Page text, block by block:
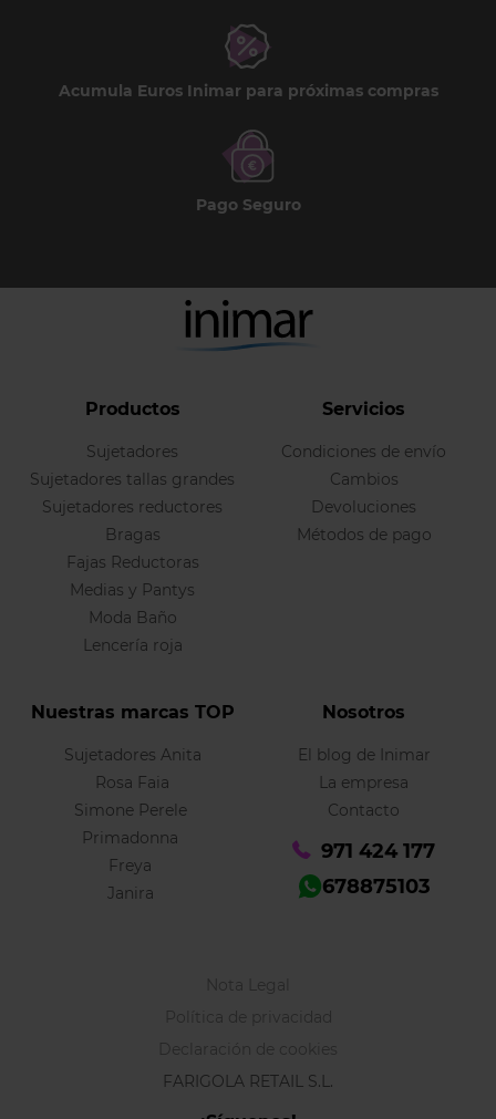
Acumula Euros Inimar para próximas compras
Pago Seguro
Productos
Sujetadores
Sujetadores tallas grandes
Sujetadores reductores
Bragas
Fajas Reductoras
Medias y Pantys
Moda Baño
Lencería roja
Servicios
Condiciones de envío
Cambios
Devoluciones
Métodos de pago
Nuestras marcas TOP
Sujetadores Anita
Rosa Faia
Simone Perele
Primadonna
Freya
Janira
Nosotros
El blog de Inimar
La empresa
Contacto
971 424 177
678875103
Nota Legal
Política de privacidad
Declaración de cookies
FARIGOLA RETAIL S.L.